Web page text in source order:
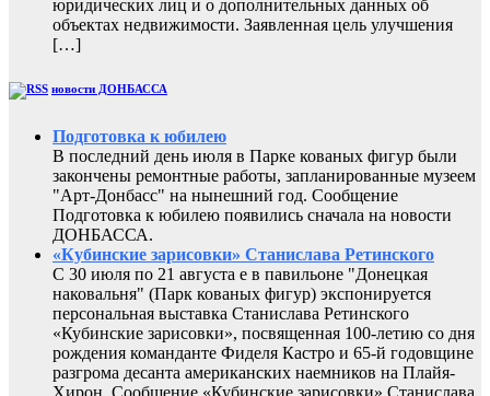
юридических лиц и о дополнительных данных об
объектах недвижимости. Заявленная цель улучшения
[…]
новости ДОНБАССА
Подготовка к юбилею
В последний день июля в Парке кованых фигур были
закончены ремонтные работы, запланированные музеем
"Арт-Донбасс" на нынешний год. Сообщение
Подготовка к юбилею появились сначала на новости
ДОНБАССА.
«Кубинские зарисовки» Станислава Ретинского
С 30 июля по 21 августа е в павильоне "Донецкая
наковальня" (Парк кованых фигур) экспонируется
персональная выставка Станислава Ретинского
«Кубинские зарисовки», посвященная 100-летию со дня
рождения команданте Фиделя Кастро и 65-й годовщине
разгрома десанта американских наемников на Плайя-
Хирон. Сообщение «Кубинские зарисовки» Станислава